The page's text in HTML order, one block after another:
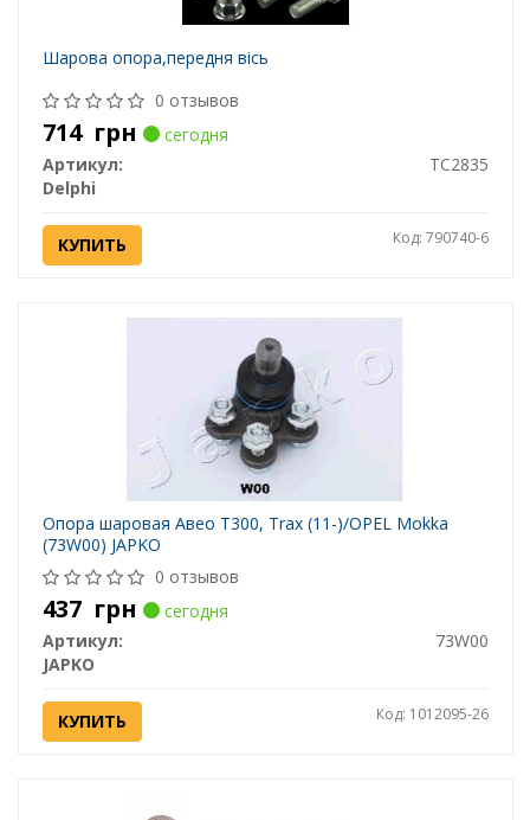
Шарова опора,передня вісь
0 отзывов
714 грн
сегодня
Артикул:
TC2835
Delphi
КУПИТЬ Код: 790740-6
Опора шаровая Авео Т300, Trax (11-)/OPEL Mokka
(73W00) JAPKO
0 отзывов
437 грн
сегодня
Артикул:
73W00
JAPKO
КУПИТЬ Код: 1012095-26